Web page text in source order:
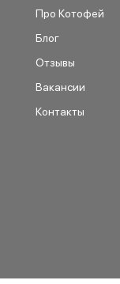
Про Котофей
Блог
Отзывы
Вакансии
Контакты